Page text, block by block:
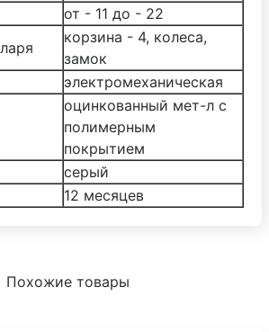
от - 11 до - 22
корзина - 4, колеса,
замок
электромеханическая
оцинкованный мет-л с
полимерным
покрытием
серый
12 месяцев
Похожие товары